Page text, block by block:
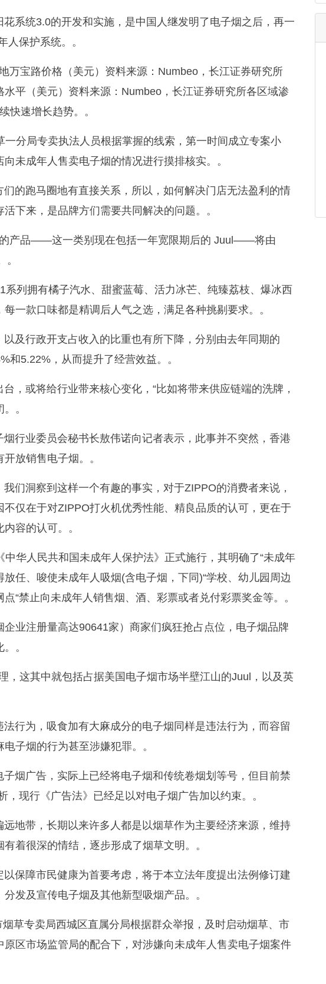
花系统3.0的开发和实施，是中国人继发明了电子烟之后，再一
人保护系统。。
万宝路价格（美元）资料来源：Numbeo，长江证券研究所
水平（美元）资料来源：Numbeo，长江证券研究所各区域渗
快速增长趋势。。
一分局专卖执法人员根据掌握的线索，第一时间成立专案小
未成年人售卖电子烟的情况进行摸排核实。。
的跑马圈地有直接关系，所以，如何解决门店无法盈利的情
下来，是品牌方们需要共同解决的问题。。
的产品——这一类别现在包括一年宽限期后的 Juul——将由
系列拥有橘子汽水、甜蜜蓝莓、活力冰芒、纯臻荔枝、爆冰西
一款口味都是精调后人气之选，满足各种挑剔要求。。
及行政开支占收入的比重也有所下降，分别由去年同期的
和5.22%，从而提升了经营效益。。
，或将给行业带来核心变化，“比如将带来供应链端的洗牌，
。
行业委员会秘书长敖伟诺向记者表示，此事并不突然，香港
放销售电子烟。。
们洞察到这样一个有趣的事实，对于ZIPPO的消费者来说，
仅在于对ZIPPO打火机优秀性能、精良品质的认可，更在于
容的认可。。
华人民共和国未成年人保护法》正式施行，其明确了“未成年
放任、唆使未成年人吸烟(含电子烟，下同)“学校、幼儿园周边
“禁止向未成年人销售烟、酒、彩票或者兑付彩票奖金等。。
企业注册量高达90641家）商家们疯狂抢占点位，电子烟品牌
。
，这其中就包括占据美国电子烟市场半壁江山的Juul，以及英
行为，吸食加有大麻成分的电子烟同样是违法行为，而容留
子烟的行为甚至涉嫌犯罪。。
烟广告，实际上已经将电子烟和传统卷烟划等号，但目前禁
，现行《广告法》已经足以对电子烟广告加以约束。。
地带，长期以来许多人都是以烟草作为主要经济来源，维持
着很深的情结，逐步形成了烟草文明。。
以保障市民健康为首要考虑，将于本立法年度提出法例修订建
发及宣传电子烟及其他新型吸烟产品。。
草专卖局西城区直属分局根据群众举报，及时启动烟草、市
原区市场监管局的配合下，对涉嫌向未成年人售卖电子烟案件